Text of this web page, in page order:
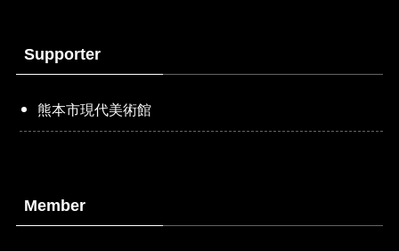
Supporter
熊本市現代美術館
Member